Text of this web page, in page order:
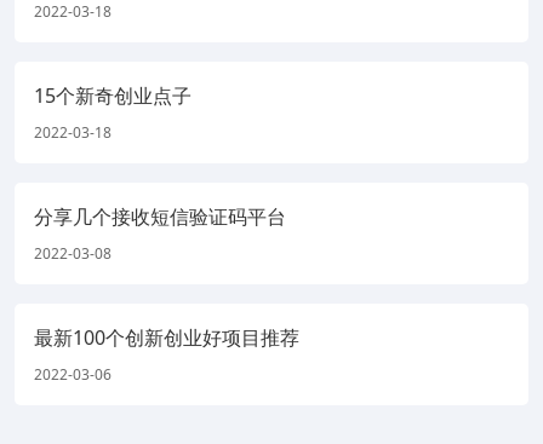
2022-03-18
15个新奇创业点子
2022-03-18
分享几个接收短信验证码平台
2022-03-08
最新100个创新创业好项目推荐
2022-03-06